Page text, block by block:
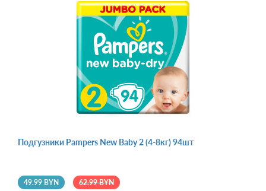
Подгузники Pampers New Baby 2 (4-8кг) 94шт
49.99 BYN 62.99 BYN